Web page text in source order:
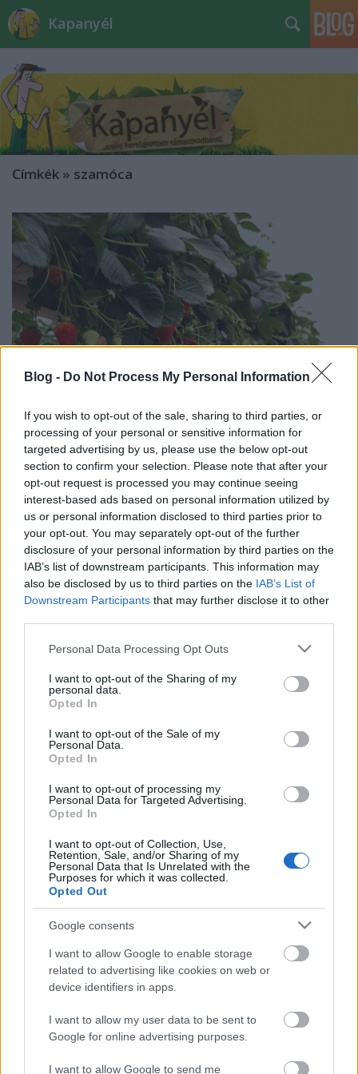
Blog - Do Not Process My Personal Information
If you wish to opt-out of the sale, sharing to third parties, or
processing of your personal or sensitive information for
targeted advertising by us, please use the below opt-out
section to confirm your selection. Please note that after your
opt-out request is processed you may continue seeing
interest-based ads based on personal information utilized by
us or personal information disclosed to third parties prior to
your opt-out. You may separately opt-out of the further
disclosure of your personal information by third parties on the
IAB’s list of downstream participants. This information may
also be disclosed by us to third parties on the IAB’s List of
Downstream Participants that may further disclose it to other
Please note that this website/app uses one or more Google
not limited to your visit or usage behaviour. You may click to
grant or deny consent to Google and its third-party tags to
use your data for below specified purposes in below Google
consent section.
Personal Data Processing Opt Outs
I want to opt-out of the Sharing of my
personal data.
Opted In
I want to opt-out of the Sale of my
Personal Data.
Opted In
I want to opt-out of processing my
Personal Data for Targeted Advertising.
Opted In
I want to opt-out of Collection, Use,
Retention, Sale, and/or Sharing of my
Personal Data that Is Unrelated with the
Purposes for which it was collected.
Opted Out
Google consents
I want to allow Google to enable storage
related to advertising like cookies on web or
device identifiers in apps.
I want to allow my user data to be sent to
Google for online advertising purposes.
I want to allow Google to send me
Kapanyél
Címkék » szamóca
Mit nem eszünk jövőre?
kkm.furdancs•2018. december 19.
Munkaerőhiány, járványos betegség, kártevők
elszaporodása, túlszedés, éghajlatváltozás ritkítja
itthon termelt haszonnövényeink listáját. Ez nem
csak termelés-csökkenést jelent, hanem akár
kollektív lemondást egy fajta nagyüzemi
Az otthon termett szamóca gyakran
nem jut el a konyháig
kapanyél •2015. május 15.
Gyümölcseink (vagy zöldségeink) között a
legkényesebb a szamóca. Szezonja most van. Sokkal
többen kedvelik, mint ahányan termesztik. Kiskerti,
szabadföldi, fóliás nevelése számos buktatóval jár,
de akinek lehetősége van rá, érdemes próbálkozni